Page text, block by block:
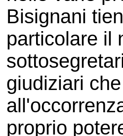
Bisignani
particolare il
giudiziari
proprio